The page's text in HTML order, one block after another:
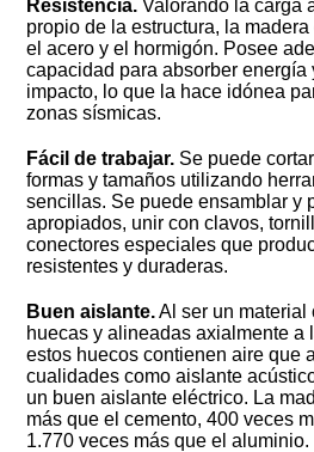
Resistencia. Valorando la carga
propio de la estructura, la
el acero y el hormigón. Posee
capacidad para absorber energía
impacto, lo que la hace idónea
zonas sísmicas.
Fácil de trabajar. Se puede
formas y tamaños utilizando
sencillas. Se puede ensamblar y
apropiados, unir con clavos,
conectores especiales que
resistentes y duraderas.
Buen aislante.Al ser un material
huecas y alineadas axialmente a
estos huecos contienen aire que
cualidades como aislante
un buen aislante eléctrico. La
más que el cemento, 400 veces
1.770 veces más que el aluminio.